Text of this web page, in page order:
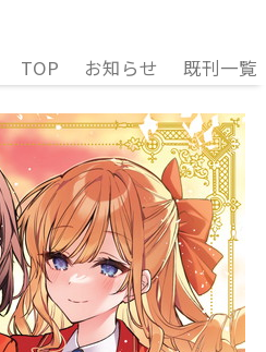
TOP お知らせ 既刊一覧